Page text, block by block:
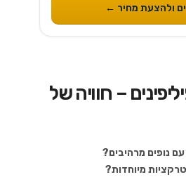
ולהצעת מחיר ←
– חוויה של
נופים מרהיבים?
מיוחדות?